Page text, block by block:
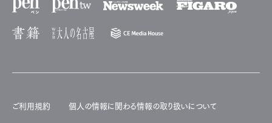
ご利用規約 個人の情報に関わる情報の取り扱いについて